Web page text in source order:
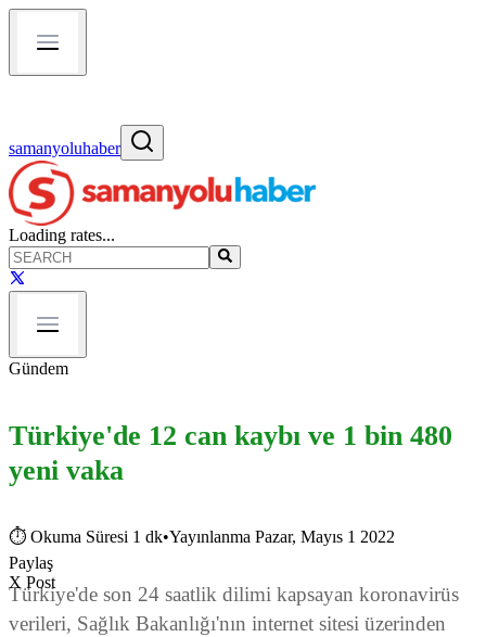
samanyoluhaber
Loading rates...
Gündem
Türkiye'de 12 can kaybı ve 1 bin 480
yeni vaka
⏱ Okuma Süresi 1 dk•Yayınlanma Pazar, Mayıs 1 2022
Paylaş
X Post
Türkiye'de son 24 saatlik dilimi kapsayan koronavirüs
verileri, Sağlık Bakanlığı'nın internet sitesi üzerinden